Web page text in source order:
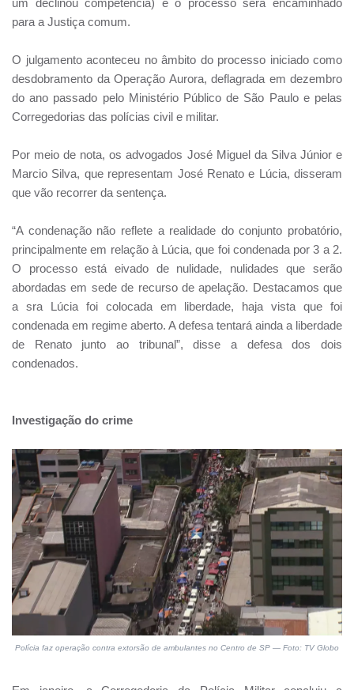
um declinou competência) e o processo será encaminhado
para a Justiça comum.
O julgamento aconteceu no âmbito do processo iniciado como
desdobramento da Operação Aurora, deflagrada em dezembro
do ano passado pelo Ministério Público de São Paulo e pelas
Corregedorias das polícias civil e militar.
Por meio de nota, os advogados José Miguel da Silva Júnior e
Marcio Silva, que representam José Renato e Lúcia, disseram
que vão recorrer da sentença.
“A condenação não reflete a realidade do conjunto probatório,
principalmente em relação à Lúcia, que foi condenada por 3 a 2.
O processo está eivado de nulidade, nulidades que serão
abordadas em sede de recurso de apelação. Destacamos que
a sra Lúcia foi colocada em liberdade, haja vista que foi
condenada em regime aberto. A defesa tentará ainda a liberdade
de Renato junto ao tribunal”, disse a defesa dos dois
condenados.
Investigação do crime
Polícia faz operação contra extorsão de ambulantes no Centro de SP — Foto: TV Globo